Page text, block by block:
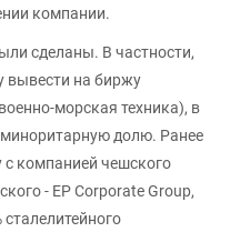
компании.
сделаны. В частности,
вывести на биржу
морская техника), в
долю. Ранее
с компанией чешского
- EP Corporate Group,